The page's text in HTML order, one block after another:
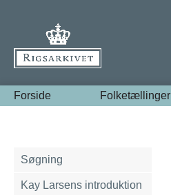
Forside Folketællinger
Søgning
Kay Larsens introduktion